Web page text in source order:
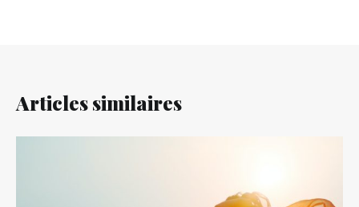
Articles similaires